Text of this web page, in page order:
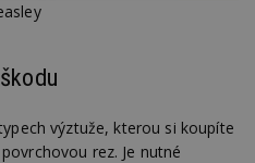
výztuže, kterou si koupíte
rez. Je nutné